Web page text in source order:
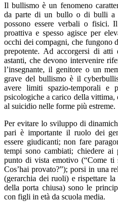
Il bullismo è un fenomeno
da parte di un bullo o di bulli a
possono essere verbali o fisici.
proattiva e spesso agisce per
occhi dei compagni, che fungono
prepotente. Ad accorgersi di
astanti, che devono intervenire
l’insegnante, il genitore o un
grave del bullismo è il
avere limiti spazio-temporali e
psicologiche a carico della
al suicidio nelle forme più estreme.
Per evitare lo sviluppo di
pari è importante il ruolo dei
essere giudicanti; non fare
tempi sono cambiati; chiedere
punto di vista emotivo (“Come ti
Cos’hai provato?”); porsi in una
(gerarchia dei ruoli) e rispettare
della porta chiusa) sono le
con figli in età da scuola media.